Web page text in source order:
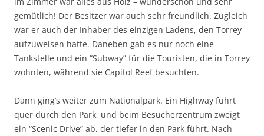
gemütlich! Der Besitzer war auch sehr freundlich. Zugleich
war er auch der Inhaber des einzigen Ladens, den Torrey
aufzuweisen hatte. Daneben gab es nur noch eine
Tankstelle und ein “Subway” für die Touristen, die in Torrey
wohnten, während sie Capitol Reef besuchten.
Dann ging’s weiter zum Nationalpark. Ein Highway führt
quer durch den Park, und beim Besucherzentrum zweigt
ein “Scenic Drive” ab, der tiefer in den Park führt. Nach